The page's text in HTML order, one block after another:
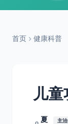
首页 健康科普
儿
夏
主